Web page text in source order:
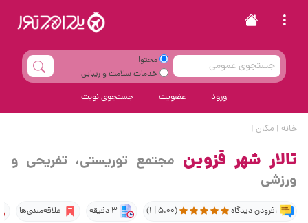
محتوا
خدمات سلامت و زیبایی
ورود عضویت جستجوی نوبت
خانه | مکان |
تالار شهر قزوین مجتمع توریستی، تفریحی و
ورزشی
افزودن دیدگاه (5.00 | 1) 3 دقیقه علاقه‌مندی‌ها